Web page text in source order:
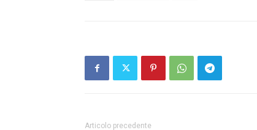
Articolo precedente